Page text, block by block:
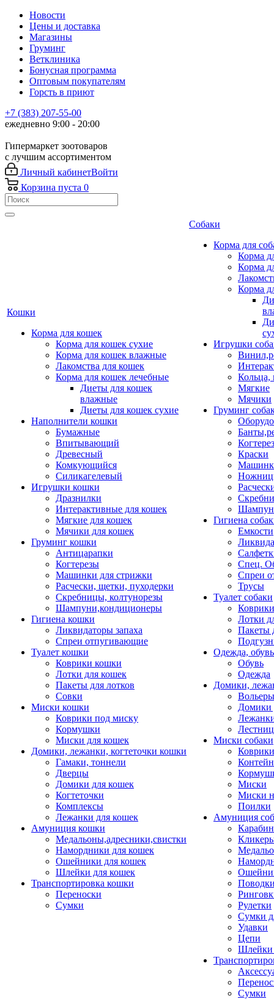
Новости
Цены и доставка
Магазины
Груминг
Ветклиника
Бонусная программа
Оптовым покупателям
Горсть в приют
+7 (383) 207-55-00
ежедневно 9:00 - 20:00
Гипермаркет зоотоваров
с лучшим ассортиментом
Личный кабинетВойти
Корзина пуста 0
Кошки
Корма для кошек
Корма для кошек сухие
Корма для кошек влажные
Лакомства для кошек
Корма для кошек лечебные
Диеты для кошек
влажные
Диеты для кошек сухие
Наполнители кошки
Бумажные
Впитывающий
Древесный
Комкующийся
Силикагелевый
Игрушки кошки
Дразнилки
Интерактивные для кошек
Мягкие для кошек
Мячики для кошек
Груминг кошки
Антицарапки
Когтерезы
Машинки для стрижки
Расчески, щетки, пуходерки
Скребницы, колтунорезы
Шампуни,кондиционеры
Гигиена кошки
Ликвидаторы запаха
Спреи отпугивающие
Туалет кошки
Коврики кошки
Лотки для кошек
Пакеты для лотков
Совки
Миски кошки
Коврики под миску
Кормушки
Миски для кошек
Домики, лежанки, когтеточки кошки
Гамаки, тоннели
Дверцы
Домики для кошек
Когтеточки
Комплексы
Лежанки для кошек
Амуниция кошки
Медальоны,адресники,свистки
Намордники для кошек
Ошейники для кошек
Шлейки для кошек
Транспортировка кошки
Переноски
Сумки
Собаки
Корма для
Корма
Корма
Корма
Игрушки
Кольца,
Мягкие
Мячики
Груминг
Краски
Гигиена
Емкости
Спец.
Спреи
Трусы
Туалет собаки
Коврики
Лотки
Пакеты
Одежда, обувь
Обувь
Одежда
Домики,
Домики
Миски собаки
Миски
Миски
Поилки
Амуниция
Рулетки
Сумки
Удавки
Цепи
Шлейки
Сумки